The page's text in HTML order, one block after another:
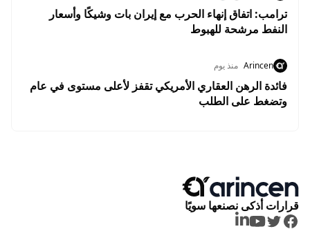
ترامب: اتفاق إنهاء الحرب مع إيران بات وشيكًا وأسعار
النفط مرشحة للهبوط
Arincen منذ يوم
فائدة الرهن العقاري الأمريكي تقفز لأعلى مستوى في عام
وتضغط على الطلب
قرارات أذكى نصنعها سويًا
Facebook
Twitter
Youtube
LinkedIn